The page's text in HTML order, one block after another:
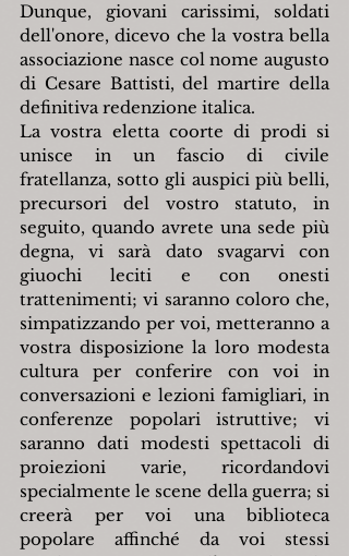
Dunque, giovani carissimi, soldati
dell'onore, dicevo che la vostra bella
associazione nasce col nome augusto
di Cesare Battisti, del martire della
definitiva redenzione italica.
La vostra eletta coorte di prodi si
unisce in un fascio di civile
fratellanza, sotto gli auspici più belli,
precursori del vostro statuto, in
seguito, quando avrete una sede più
degna, vi sarà dato svagarvi con
giuochi leciti e con onesti
trattenimenti; vi saranno coloro che,
simpatizzando per voi, metteranno a
vostra disposizione la loro modesta
cultura per conferire con voi in
conversazioni e lezioni famigliari, in
conferenze popolari istruttive; vi
saranno dati modesti spettacoli di
proiezioni varie, ricordandovi
specialmente le scene della guerra; si
creerà per voi una biblioteca
popolare affinché da voi stessi